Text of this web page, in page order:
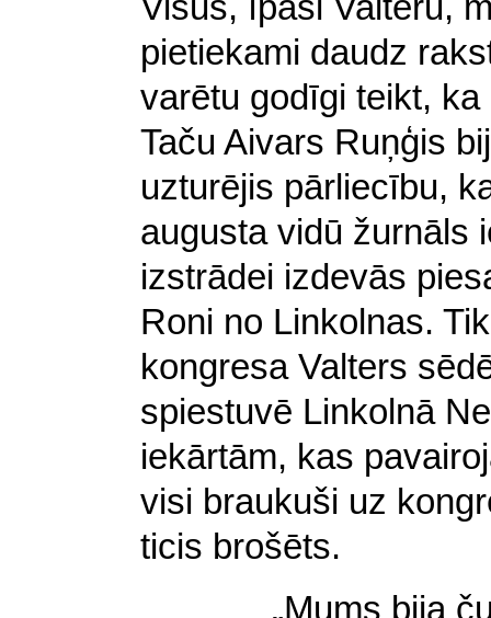
pietiekami daudz
varētu godīgi teikt,
Taču Aivars Ruņģis
uzturējis pārliecību,
augusta vidū žurnāls
izstrādei izdevās
Roni no Linkolnas.
kongresa Valters
spiestuvē Linkolnā
iekārtām, kas
visi braukuši uz
ticis brošēts.
„Mums bija